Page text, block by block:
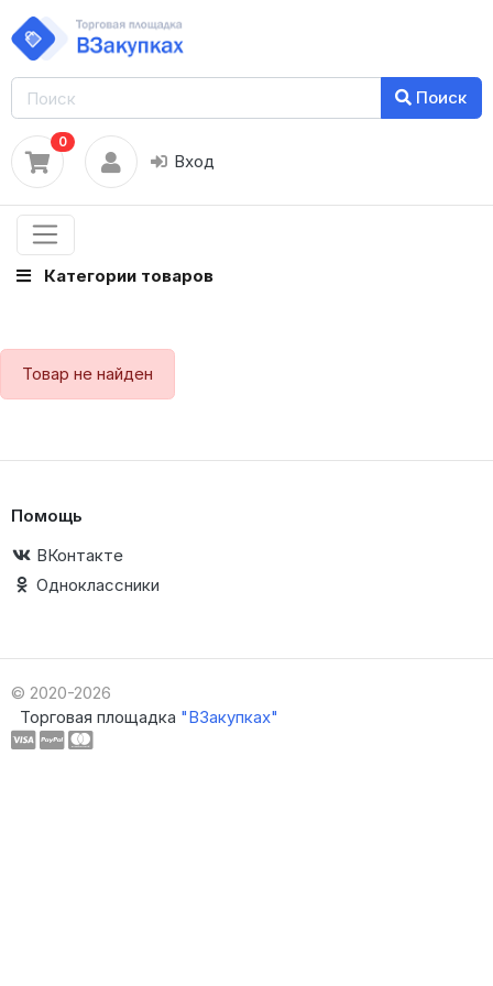
Поиск
0
Вход
Категории товаров
Товар не найден
Помощь
ВКонтакте
Одноклассники
© 2020-2026
Торговая площадка "ВЗакупках"